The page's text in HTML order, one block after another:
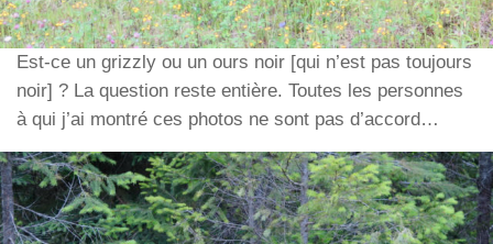
Est-ce un grizzly ou un ours noir [qui n’est pas toujours
noir] ? La question reste entière. Toutes les personnes
à qui j’ai montré ces photos ne sont pas d’accord…